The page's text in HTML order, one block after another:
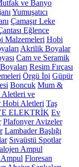
ve Banyo
Yumuşatıcı
Çamaşır Leke
Eğlence
Malzemeleri Hobi
Akrilik Boyalar
Cam ve Seramik
Resim Fırçası
Örgü İpi Güpür
Boncuk Mum &
ve
Hobi Aletleri Taş
ELEKTRİK Ev
Plafonyer Avizeler
Lambader Başlığı
Sıvaüstü Spotlar
Ampul
Ampul Floresan